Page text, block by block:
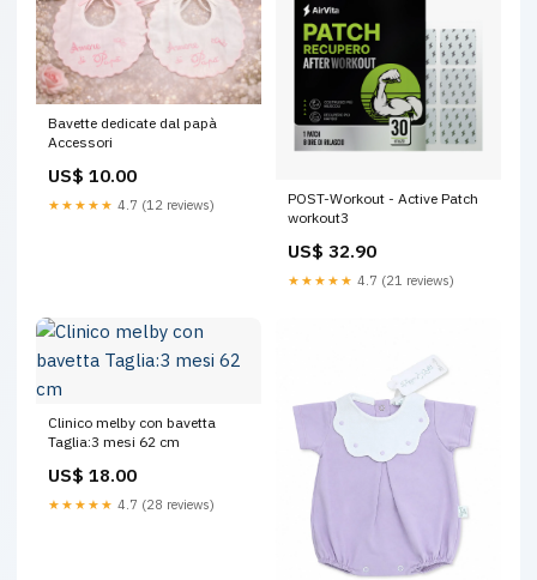
Bavette dedicate dal papà
Accessori
US$ 10.00
★★★★★ 4.7 (12 reviews)
POST-Workout - Active Patch
workout3
US$ 32.90
★★★★★ 4.7 (21 reviews)
Clinico melby con bavetta
Taglia:3 mesi 62 cm
US$ 18.00
★★★★★ 4.7 (28 reviews)